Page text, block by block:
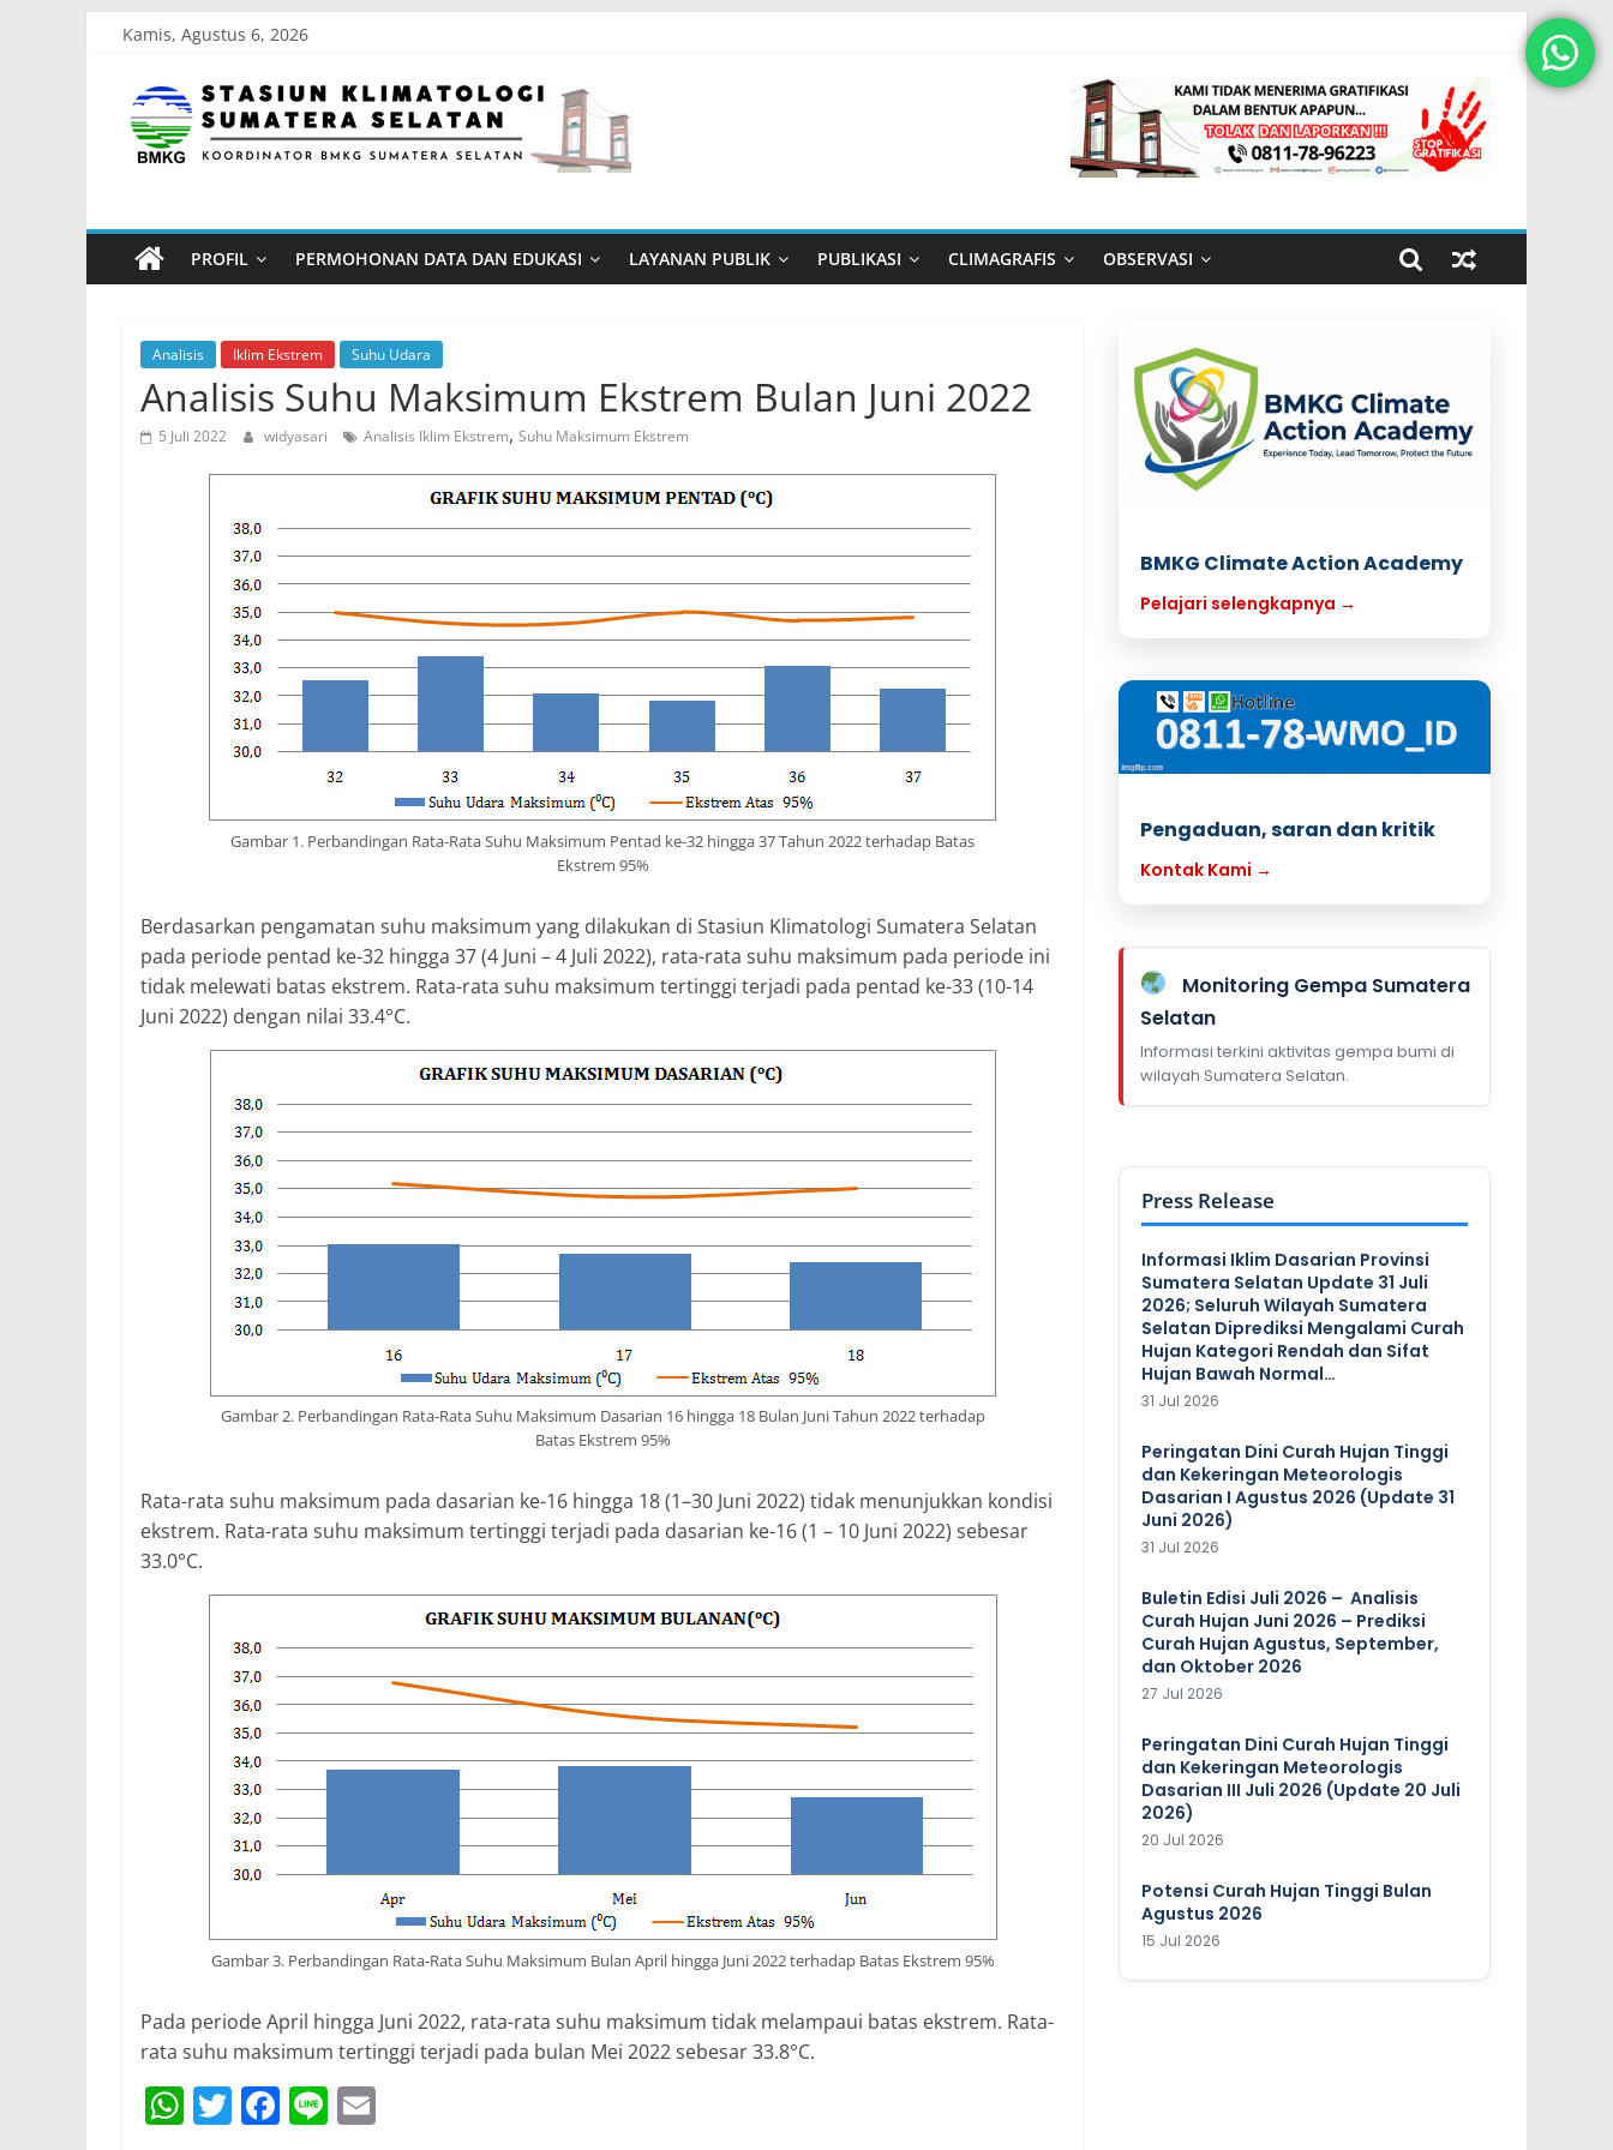
content
Kamis, Agustus 6, 2026
Stasiun
Klimatologi
Sumatera
Selatan
Koordinator
BMKG
Sumatera
Selatan
PROFIL PERMOHONAN DATA DAN EDUKASI LAYANAN PUBLIK PUBLIKASI CLIMAGRAFIS OBSERVASI
Analisis Iklim Ekstrem Suhu Udara
Analisis Suhu Maksimum Ekstrem Bulan Juni 2022
5 Juli 2022 widyasari Analisis Iklim Ekstrem, Suhu Maksimum Ekstrem
Gambar 1. Perbandingan Rata-Rata Suhu Maksimum Pentad ke-32 hingga 37 Tahun 2022 terhadap Batas
Ekstrem 95%
Berdasarkan pengamatan suhu maksimum yang dilakukan di Stasiun Klimatologi Sumatera Selatan
pada periode pentad ke-32 hingga 37 (4 Juni – 4 Juli 2022), rata-rata suhu maksimum pada periode ini
tidak melewati batas ekstrem. Rata-rata suhu maksimum tertinggi terjadi pada pentad ke-33 (10-14
Juni 2022) dengan nilai 33.4°C.
Gambar 2. Perbandingan Rata-Rata Suhu Maksimum Dasarian 16 hingga 18 Bulan Juni Tahun 2022 terhadap
Batas Ekstrem 95%
Rata-rata suhu maksimum pada dasarian ke-16 hingga 18 (1–30 Juni 2022) tidak menunjukkan kondisi
ekstrem. Rata-rata suhu maksimum tertinggi terjadi pada dasarian ke-16 (1 – 10 Juni 2022) sebesar
33.0°C.
Gambar 3. Perbandingan Rata-Rata Suhu Maksimum Bulan April hingga Juni 2022 terhadap Batas Ekstrem 95%
Pada periode April hingga Juni 2022, rata-rata suhu maksimum tidak melampaui batas ekstrem. Rata-
rata suhu maksimum tertinggi terjadi pada bulan Mei 2022 sebesar 33.8°C.
W T F Li
BMKG Climate Action Academy
Pelajari selengkapnya →
Pengaduan, saran dan kritik
Kontak Kami →
Monitoring Gempa Sumatera
Selatan
Informasi terkini aktivitas gempa bumi di
wilayah Sumatera Selatan.
Press Release
Informasi Iklim Dasarian Provinsi
Sumatera Selatan Update 31 Juli
2026; Seluruh Wilayah Sumatera
Selatan Diprediksi Mengalami Curah
Hujan Kategori Rendah dan Sifat
Hujan Bawah Normal…
31 Jul 2026
Peringatan Dini Curah Hujan Tinggi
dan Kekeringan Meteorologis
Dasarian I Agustus 2026 (Update 31
Juni 2026)
31 Jul 2026
Buletin Edisi Juli 2026 – Analisis
Curah Hujan Juni 2026 – Prediksi
Curah Hujan Agustus, September,
dan Oktober 2026
27 Jul 2026
Peringatan Dini Curah Hujan Tinggi
dan Kekeringan Meteorologis
Dasarian III Juli 2026 (Update 20 Juli
2026)
20 Jul 2026
Potensi Curah Hujan Tinggi Bulan
Agustus 2026
15 Jul 2026